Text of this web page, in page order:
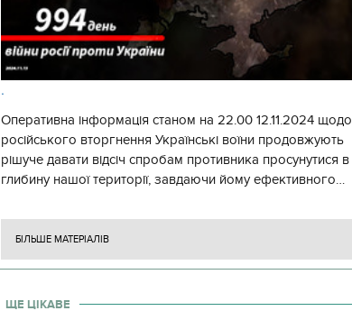
.
Оперативна інформація станом на 22.00 12.11.2024 щодо
російського вторгнення Українські воїни продовжують
рішуче давати відсіч спробам противника просунутися в
глибину нашої території, завдаючи йому ефективного
БІЛЬШЕ МАТЕРІАЛІВ
ЩЕ ЦІКАВЕ